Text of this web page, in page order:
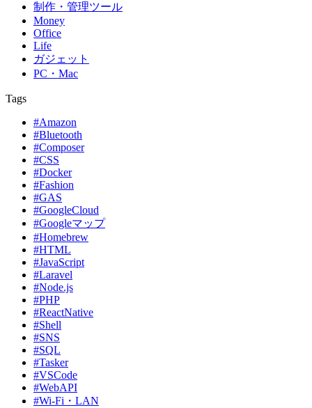
制作・管理ツール
Money
Office
Life
ガジェット
PC・Mac
Tags
#Amazon
#Bluetooth
#Composer
#CSS
#Docker
#Fashion
#GAS
#GoogleCloud
#Googleマップ
#Homebrew
#HTML
#JavaScript
#Laravel
#Node.js
#PHP
#ReactNative
#Shell
#SNS
#SQL
#Tasker
#VSCode
#WebAPI
#Wi-Fi・LAN